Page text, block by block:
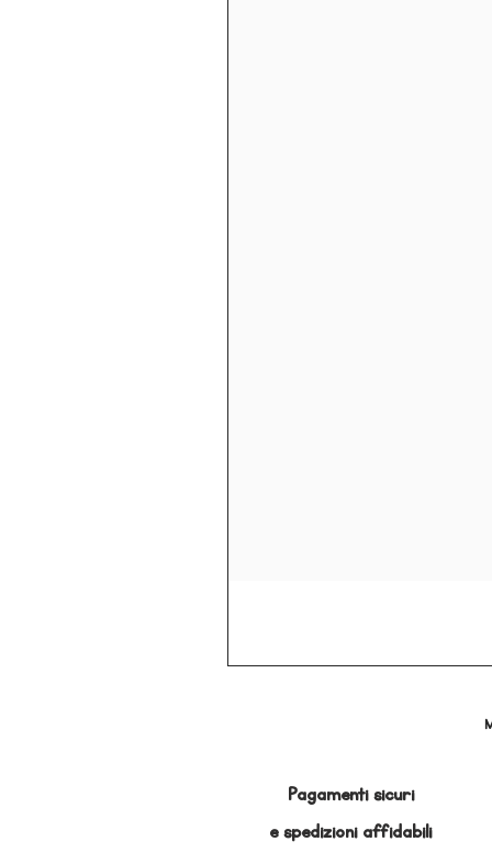
Pagamenti sicuri
espedizioni affidabili